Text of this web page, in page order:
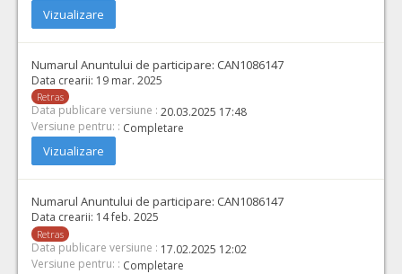
Vizualizare
Numarul Anuntului de participare: CAN1086147
Data crearii: 19 mar. 2025
Retras
Data publicare versiune : 20.03.2025 17:48
Versiune pentru: : Completare
Vizualizare
Numarul Anuntului de participare: CAN1086147
Data crearii: 14 feb. 2025
Retras
Data publicare versiune : 17.02.2025 12:02
Versiune pentru: : Completare